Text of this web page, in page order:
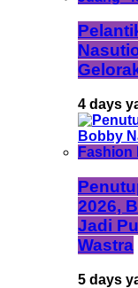
4 days
2026,
Jadi
Wastra
5 days